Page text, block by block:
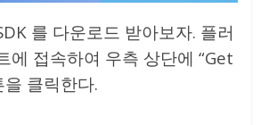
를 다운로드 받아보자. 플러
에 접속하여 우측 상단에 “Get
클릭한다.